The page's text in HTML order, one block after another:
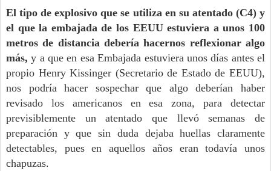
El tipo de explosivo que se utiliza en su atentado (C4) y
el que la embajada de los EEUU estuviera a unos 100
metros de distancia debería hacernos reflexionar algo
más, y a que en esa Embajada estuviera unos días antes el
propio Henry Kissinger (Secretario de Estado de EEUU),
nos podría hacer sospechar que algo deberían haber
revisado los americanos en esa zona, para detectar
previsiblemente un atentado que llevó semanas de
preparación y que sin duda dejaba huellas claramente
detectables, pues en aquellos años eran todavía unos
chapuzas.